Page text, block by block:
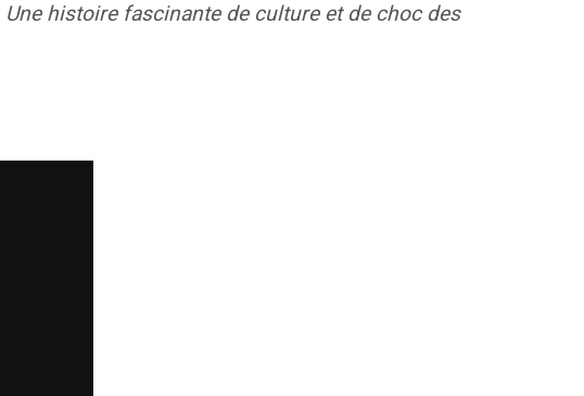
Une histoire fascinante de culture et de choc des